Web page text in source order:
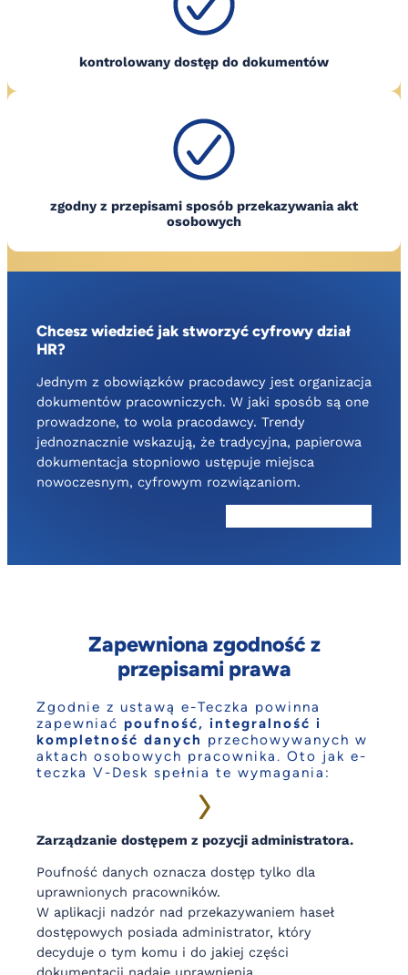
kontrolowany dostęp do dokumentów
zgodny z przepisami sposób przekazywania akt
osobowych
Chcesz wiedzieć jak stworzyć cyfrowy dział
HR?
Jednym z obowiązków pracodawcy jest organizacja
dokumentów pracowniczych. W jaki sposób są one
prowadzone, to wola pracodawcy. Trendy
jednoznacznie wskazują, że tradycyjna, papierowa
dokumentacja stopniowo ustępuje miejsca
nowoczesnym, cyfrowym rozwiązaniom.
Zapewniona zgodność z
przepisami prawa
Zgodnie z ustawą e-Teczka powinna
zapewniać poufność, integralność i
kompletność danych przechowywanych w
aktach osobowych pracownika. Oto jak e-
teczka V-Desk spełnia te wymagania:
Zarządzanie dostępem z pozycji administratora.
Poufność danych oznacza dostęp tylko dla
uprawnionych pracowników.
W aplikacji nadzór nad przekazywaniem haseł
dostępowych posiada administrator, który
decyduje o tym komu i do jakiej części